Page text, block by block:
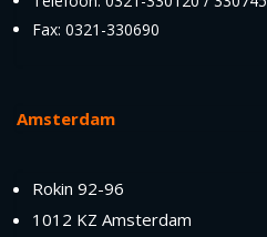
Fax: 0321-330690
Amsterdam
Rokin 92-96
1012 KZ Amsterdam